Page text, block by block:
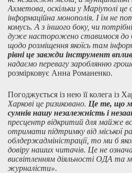
Ахметова, оскільки у Маріуполі
інформаційна монополія. І їм не
комусь. А з іншого боку, чи
дуже насторожено ставимося до
щодо розміщення якоїсь там
рівні це завжди інструмент
надаємо перевагу зароблянню
розмірковує Анна Романенко.
Погоджується із нею її колега із
Харкові це ризиковано. Це те, що
сумнів нашу незалежність і
пресцентр відкритий для майже
отримати підтримку від міської
облдержадміністрації, то ми б
довіру наших читачів. Це не
висвітленням діяльності ОДА та
журналісти».